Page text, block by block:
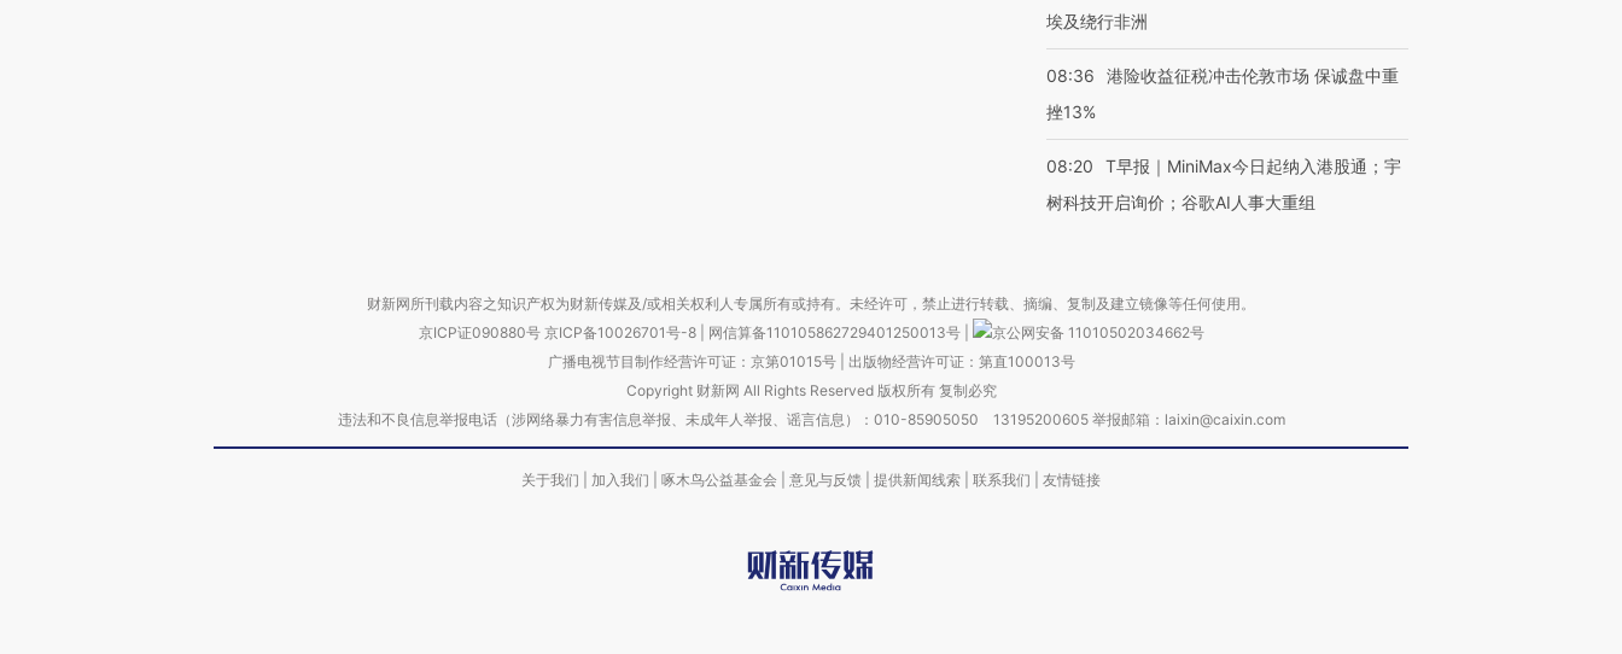
埃及绕行非洲
08:36
港险收益征税冲击伦敦市场 保诚盘中重
挫13%
08:20
T早报｜MiniMax今日起纳入港股通；宇
树科技开启询价；谷歌AI人事大重组
财新网所刊载内容之知识产权为财新传媒及/或相关权利人专属所有或持有。未经许可，禁止进行转载、摘编、复制及建立镜像等任何使用。
京ICP证090880号 京ICP备10026701号-8 网信算备110105862729401250013号
京公网安备 11010502034662号
广播电视节目制作经营许可证：京第01015号| 出版物经营许可证：第直100013号
Copyright 财新网 All Rights Reserved 版权所有 复制必究
违法和不良信息举报电话（涉网络暴力有害信息举报、未成年人举报、谣言信息）：010-85905050 13195200605 举报邮箱：laixin@caixin.com
关于我们 加入我们 啄木鸟公益基金会 意见与反馈 提供新闻线索 联系我们 友情链接